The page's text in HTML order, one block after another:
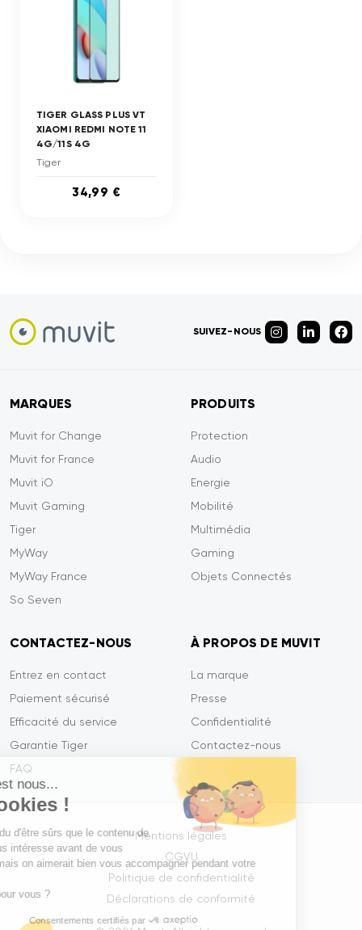
Salut c'est nous...
les Cookies !
On a attendu d'être sûrs que le contenu de
ce site vous intéresse avant de vous
déranger, mais on aimerait bien vous accompagner pendant votre
C'est OK pour vous ?
Consentements certifiés par
TIGER GLASS PLUS VT
XIAOMI REDMI NOTE 11
4G/11S 4G
Tiger
34,99 €
SUIVEZ-NOUS
MARQUES
Muvit for Change
Muvit for France
Muvit iO
Muvit Gaming
Tiger
MyWay
MyWay France
So Seven
PRODUITS
Protection
Audio
Energie
Mobilité
Multimédia
Gaming
Objets Connectés
CONTACTEZ-NOUS
Entrez en contact
Paiement sécurisé
Efficacité du service
Garantie Tiger
FAQ
À PROPOS DE MUVIT
La marque
Presse
Confidentialité
Contactez-nous
Mentions légales
CGVU
Politique de confidentialité
Déclarations de conformité